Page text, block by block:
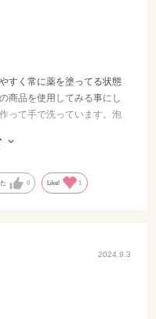
すく常に薬を塗ってる状態
商品を使用してみる事にし
って手で洗っています。泡
日が浅いのでニキビや湿疹
数が減ると良いなと思いま
0 Like! 1
2024.9.3